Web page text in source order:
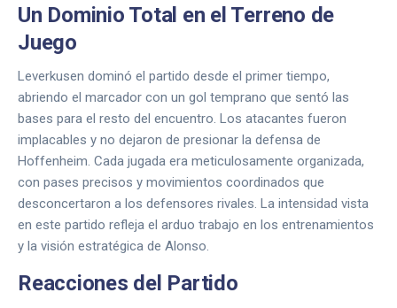
Un Dominio Total en el Terreno de
Juego
Leverkusen dominó el partido desde el primer tiempo,
abriendo el marcador con un gol temprano que sentó las
bases para el resto del encuentro. Los atacantes fueron
implacables y no dejaron de presionar la defensa de
Hoffenheim. Cada jugada era meticulosamente organizada,
con pases precisos y movimientos coordinados que
desconcertaron a los defensores rivales. La intensidad vista
en este partido refleja el arduo trabajo en los entrenamientos
y la visión estratégica de Alonso.
Reacciones del Partido